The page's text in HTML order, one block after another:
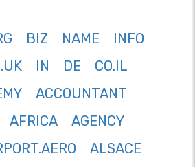
BIZ NAME
INFO
IN DE
CO.IL
ACCOUNTANT
AFRICA
AGENCY
ALSACE